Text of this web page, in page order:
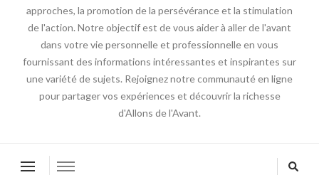
approches, la promotion de la persévérance et la stimulation
de l'action. Notre objectif est de vous aider à aller de l'avant
dans votre vie personnelle et professionnelle en vous
fournissant des informations intéressantes et inspirantes sur
une variété de sujets. Rejoignez notre communauté en ligne
pour partager vos expériences et découvrir la richesse
d'Allons de l'Avant.